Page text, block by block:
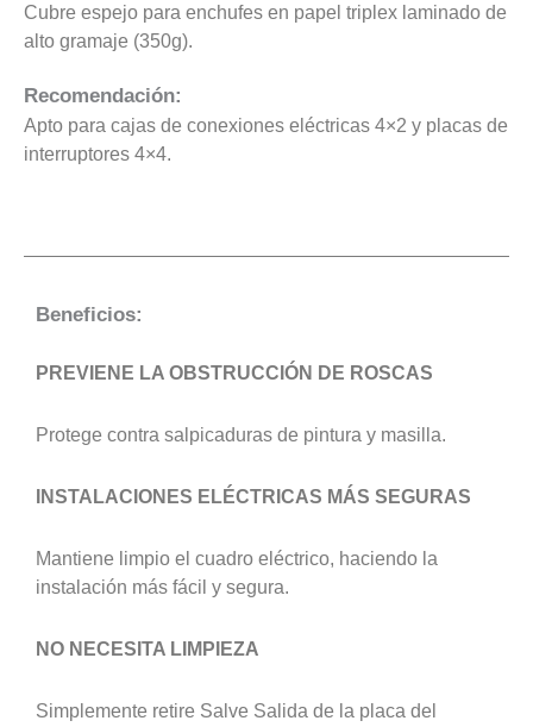
Cubre espejo para enchufes en papel triplex laminado de
alto gramaje (350g).
Recomendación:
Apto para cajas de conexiones eléctricas 4×2 y placas de
interruptores 4×4.
Beneficios:
PREVIENE LA OBSTRUCCIÓN DE ROSCAS
Protege contra salpicaduras de pintura y masilla.
INSTALACIONES ELÉCTRICAS MÁS SEGURAS
Mantiene limpio el cuadro eléctrico, haciendo la
instalación más fácil y segura.
NO NECESITA LIMPIEZA
Simplemente retire Salve Salida de la placa del